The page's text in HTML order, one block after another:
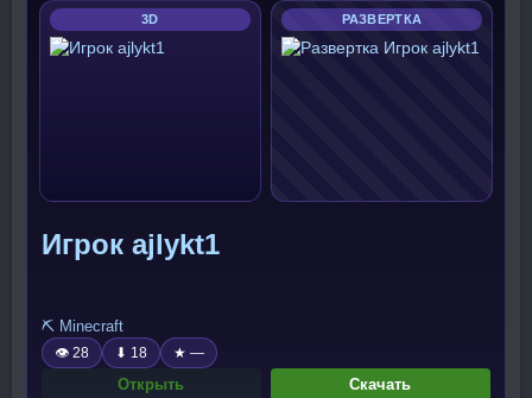
3D РАЗВЕРТКА
Игрок ajlykt1
⛏️ Minecraft
👁 28 ⬇ 18 ★ —
Открыть Скачать